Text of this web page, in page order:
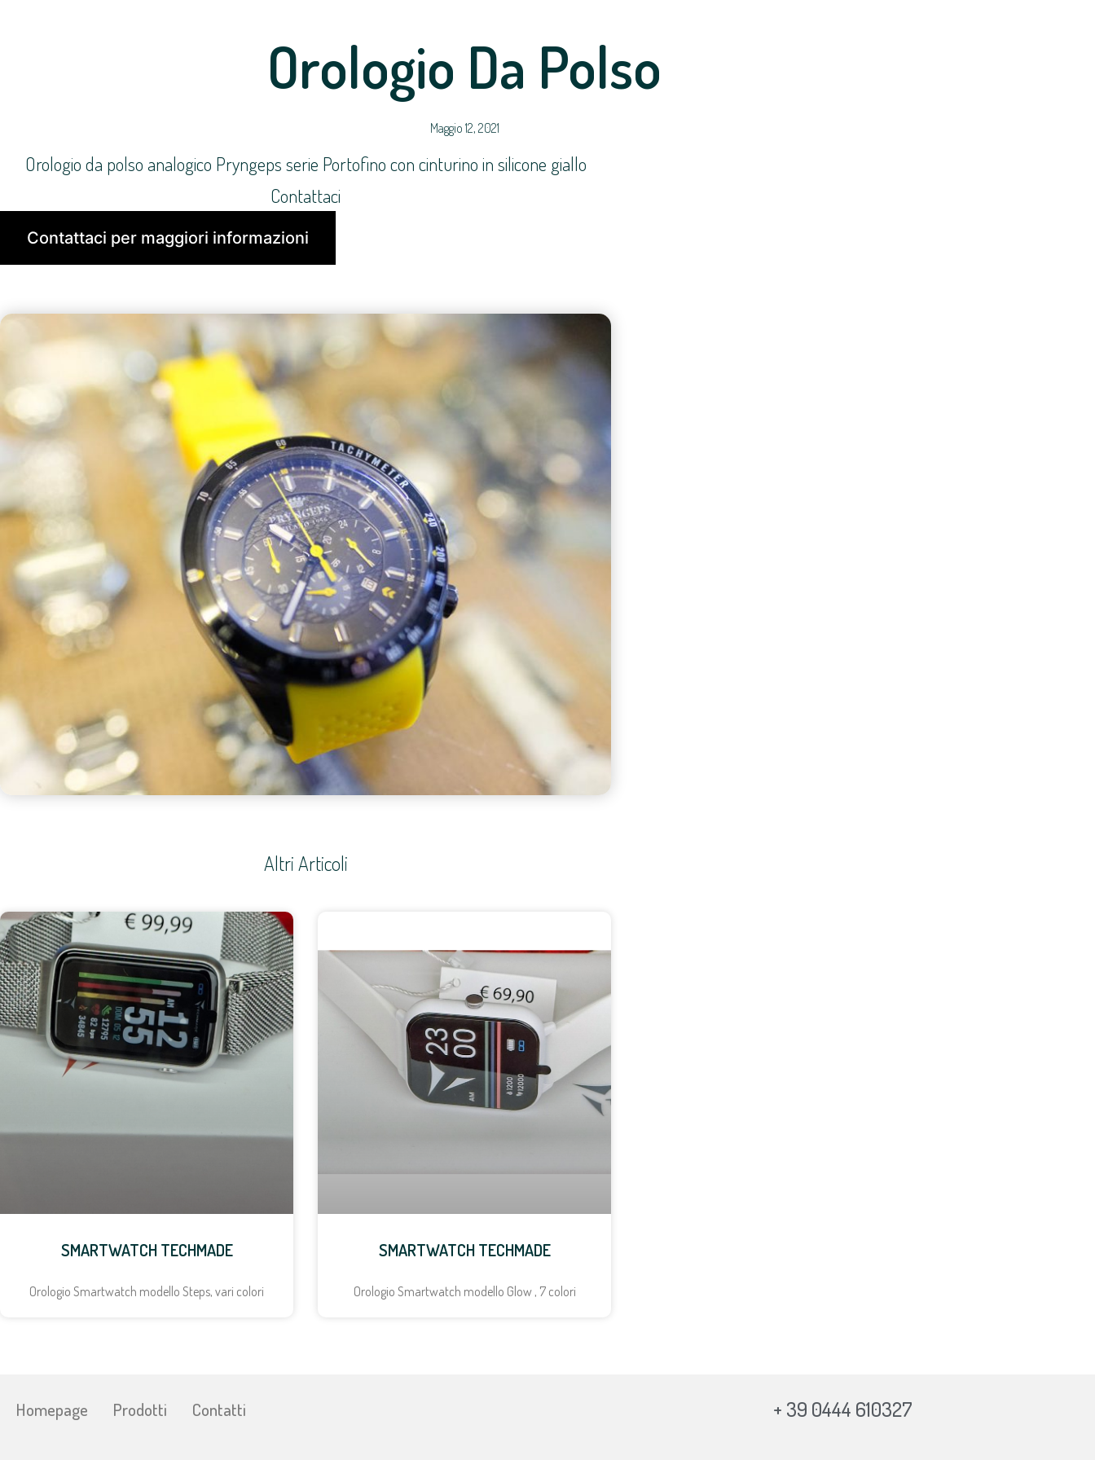
Orologio Da Polso
Maggio 12, 2021
Orologio da polso analogico Pryngeps serie Portofino con cinturino in silicone giallo
Contattaci
Contattaci per maggiori informazioni
Altri Articoli
SMARTWATCH TECHMADE
Orologio Smartwatch modello Steps, vari colori
SMARTWATCH TECHMADE
Orologio Smartwatch modello Glow , 7 colori
Homepage Prodotti Contatti + 39 0444 610327